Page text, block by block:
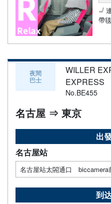
帶
夜間
巴士
WILLER
EXPRESS
No.BE455
名古屋 ⇒ 東京
出
名古屋站
名古屋站太閤通口 biccamera
到